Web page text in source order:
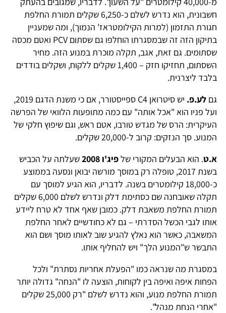
חשבונית, הוא נדרש לשלם כ-6,250 שקלים תמורת החלפת
חגורת התזמון (למרות הקילומטראז' הנמוך), ומה שמעניין
בתיקון הזה זה שבמסגרתו הוחלפו גם שסתום PCV ואטם מכסה
שסתומים. גם זאת, אגב, תקלה מוכרת במנוע הזה. מחיר
השסתום, תחזיקו חזק – 1,400 שקלים ללקוח, ושקלים בודדים
בלבד ליצרנית.
גם לע.פ.
יש סיטרואן C4 ספייסטורר, אם כי משנת הדגם 2019,
ועל פניו הוא "אכל אותה" עם כמה מתופעות הלוואי של הפרשה
העיקרית: הרס של מגדש טורבו, אטם ראש, וגם שיפוץ חלקי של
המנוע. סך הנזקים: קרוב ל-20,000 שקלים.
א.ט. הוא הבעלים המקורי שלפיג'ו 2008
שעלתה על הכביש
בשנת 2017, טופלה רק במוסך מורשה יבואן ונסעה בממוצע
כ-18,000 קילומטרים בשנה. לדבריו, הוא הגיע למוסך עם
תקלה שאובחנה שם כסתימת דלק ונדרש לשלם 6,000 שקלים
תמורת החלפת משאבת דלק. כמובן שאף אחד לא טרח ליידע
אותו לגבי הכשל הסדרתי – גם לא כחודשיים לאחר החלפת
המשאבה, כאשר הוא נאלץ להגיע שוב לאותו מוסך ושם הוא
התבשר ש"המנוע הלך" ויש להחליף אותו.
במסגרת מה שנראה כמו "הפעלת אחריות נסתרת" ולכל
הפחות איפה ואיפה בין לקוחות, הוצעה לו "הנחה" גדולה יותר
תמורת החלפת מנוע, והוא נדרש לשלם "רק 25,000 שקלים
"אחרי הנחת מנהל".